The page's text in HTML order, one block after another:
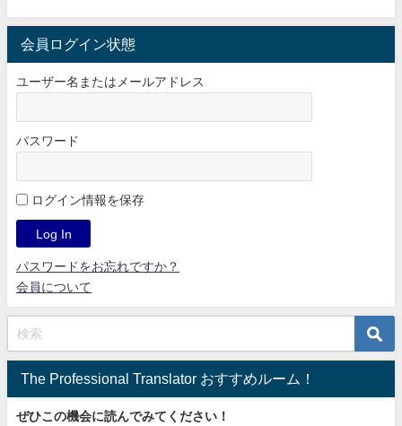
会員ログイン状態
ユーザー名またはメールアドレス
パスワード
ログイン情報を保存
パスワードをお忘れですか？
会員について
The Professional Translator おすすめルーム！
ぜひこの機会に読んでみてください！